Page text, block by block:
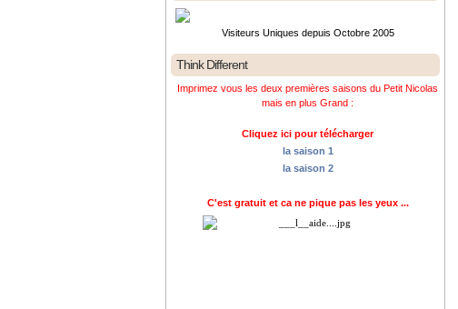
Visiteurs Uniques depuis Octobre 2005
Think Different
Imprimez vous les deux premières saisons du Petit Nicolas
mais en plus Grand :
Cliquez ici pour télécharger
la saison 1
la saison 2
C'est gratuit et ca ne pique pas les yeux ...